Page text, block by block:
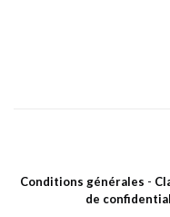
Conditions générales -
de